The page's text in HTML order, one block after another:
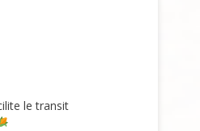
le transit